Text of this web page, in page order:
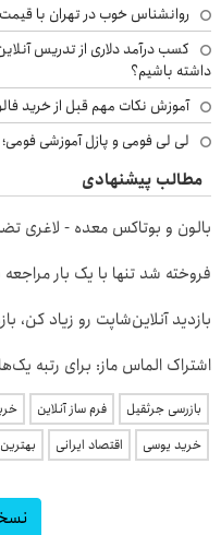
روانشناس خوب در تهران با
کسب درآمد دلاری از تدریس
داشته باشیم؟
آموزش نکات مهم قبل از خرید
لی لی فومی و پازل آموزشی
مطالب پیشنهادی
بالون و بوتاکس معده - لاغری
فروخته شد تنها با یک بار مراجعه
بازدید آنلاین‌شاپت رو زیاد کن،
اشتراک الماس ماز: برای رتبه
بازرسی جرثقیل فرم ساز آنلاین
خرید یوسی
اقتصاد ایرانی